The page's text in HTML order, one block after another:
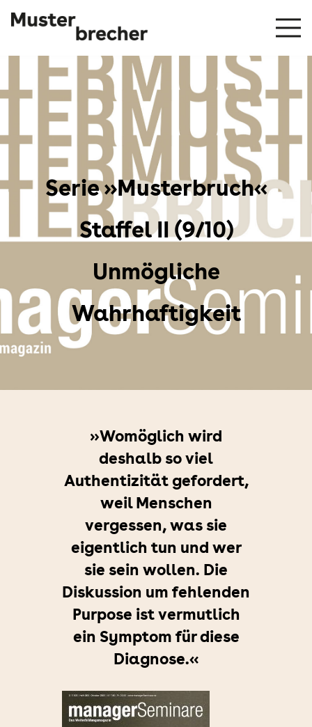
Serie »Musterbruch«
Staffel II (9/10)
Unmögliche
Wahrhaftigkeit
»Womöglich wird
deshalb so viel
Authentizität gefordert,
weil Menschen
vergessen, was sie
eigentlich tun und wer
sie sein wollen. Die
Diskussion um fehlenden
Purpose ist vermutlich
ein Symptom für diese
Diagnose.«